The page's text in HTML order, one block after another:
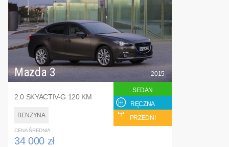
Mazda 3
2.0 SKYACTIV-G 120 KM
BENZYNA
2015
SEDAN
RĘCZNA
PRZEDNI
CENA ŚREDNIA
34 000 zł